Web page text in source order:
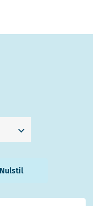
Nulstil